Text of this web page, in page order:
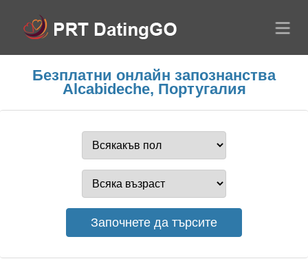
Безплатни онлайн запознанства
Alcabideche, Португалия